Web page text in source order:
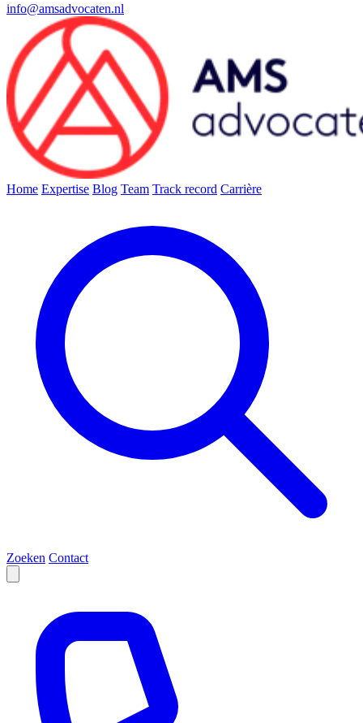
info@amsadvocaten.nl
Home Expertise Blog Team Track record Carrière
Zoeken Contact